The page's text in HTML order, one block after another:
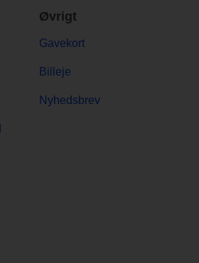
Øvrigt
Gavekort
Billeje
Nyhedsbrev